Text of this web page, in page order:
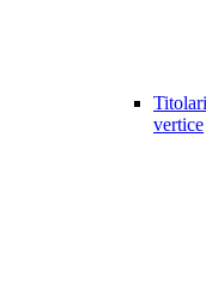
vertice